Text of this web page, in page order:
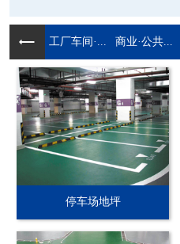
工厂车间·... 商业·公共...
停车场地坪